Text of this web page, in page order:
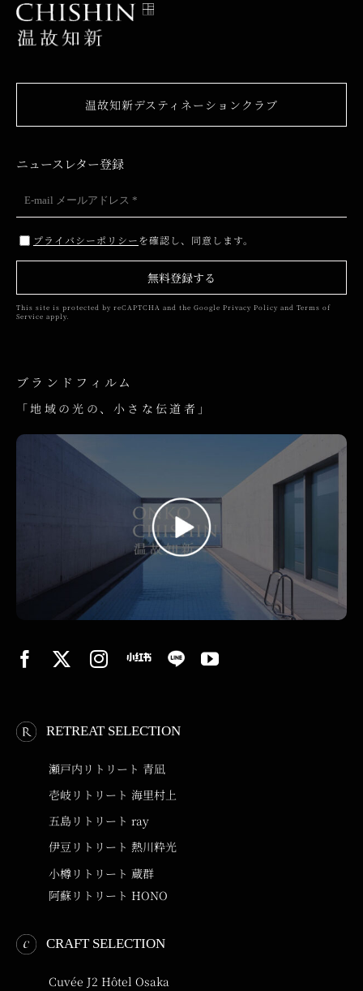
温故知新デスティネーションクラブ
ニュースレター登録
プライバシーポリシーを確認し、同意します。
無料登録する
This site is protected by reCAPTCHA and the Google Privacy Policy and Terms of
Service apply.
ブランドフィルム
「地域の光の、小さな伝道者」
RETREAT SELECTION
瀬戸内リトリート 青凪
壱岐リトリート 海里村上
五島リトリート ray
伊豆リトリート 熱川粋光
小樽リトリート 蔵群
阿蘇リトリート HONO
CRAFT SELECTION
Cuvée J2 Hôtel Osaka